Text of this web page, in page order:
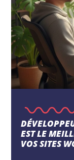
EST LE
VOS SITES